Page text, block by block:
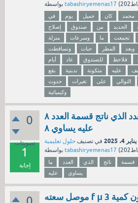
tabashiryemenas17 (
في يوم جميل كان محمد
إصلاح
صندوق من الحديد
منزلة
وسرعات ما تجمعت
وتساقطت
حبات المطر وبعد
أيام
عاد للصندوق فلاحظ
بقع
ندبنية متكونة عليه
حدوث
تغيرات على التوالي
وكيميائية
0
تصويتات
1
إجابة
ما العدد الذي ناتج قسمة العدد ٨
عليه يساوي ٨
يناير 4، 2025 في تصنيف حلول تعليمية
tabashiryemenas17 (
ما العدد الذي ناتج قسمة
عليه
يساوي
موصل سعته f μ 3 فتكون كمية